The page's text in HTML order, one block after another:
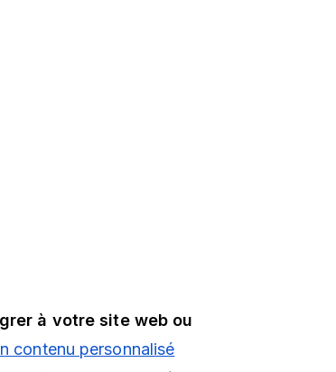
à votre site web ou
contenu personnalisé